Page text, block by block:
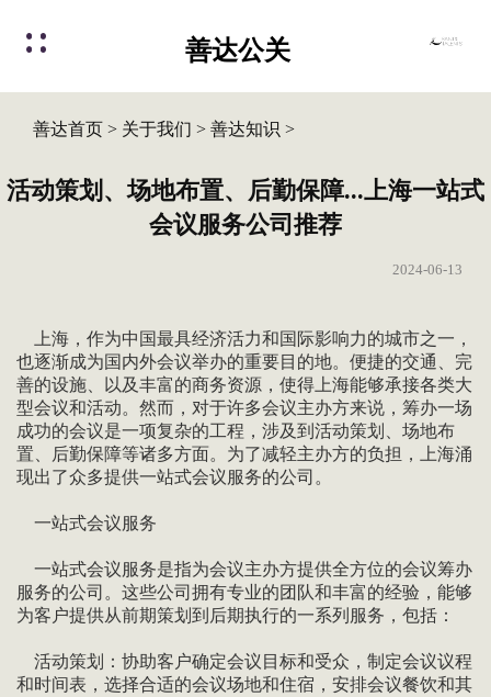
善达公关
善达首页> 关于我们 > 善达知识 >
活动策划、场地布置、后勤保障...上海一站式
会议服务公司推荐
2024-06-13
上海，作为中国最具经济活力和国际影响力的城市之一，
也逐渐成为国内外会议举办的重要目的地。便捷的交通、完
善的设施、以及丰富的商务资源，使得上海能够承接各类大
型会议和活动。然而，对于许多会议主办方来说，筹办一场
成功的会议是一项复杂的工程，涉及到活动策划、场地布
置、后勤保障等诸多方面。为了减轻主办方的负担，上海涌
现出了众多提供一站式会议服务的公司。
一站式会议服务
一站式会议服务是指为会议主办方提供全方位的会议筹办
服务的公司。这些公司拥有专业的团队和丰富的经验，能够
为客户提供从前期策划到后期执行的一系列服务，包括：
活动策划：协助客户确定会议目标和受众，制定会议议程
和时间表，选择合适的会议场地和住宿，安排会议餐饮和其